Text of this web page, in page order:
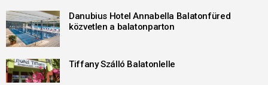
Danubius Hotel Annabella Balatonfüred
közvetlen a balatonparton
Tiffany Szálló Balatonlelle